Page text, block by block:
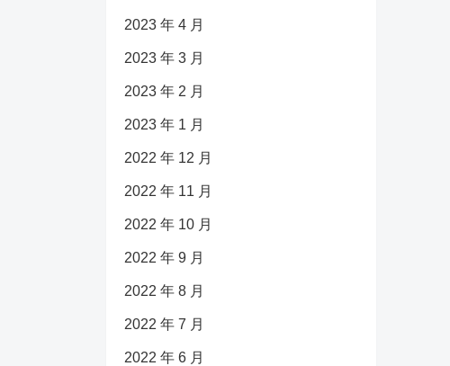
2023 年 4 月
2023 年 3 月
2023 年 2 月
2023 年 1 月
2022 年 12 月
2022 年 11 月
2022 年 10 月
2022 年 9 月
2022 年 8 月
2022 年 7 月
2022 年 6 月